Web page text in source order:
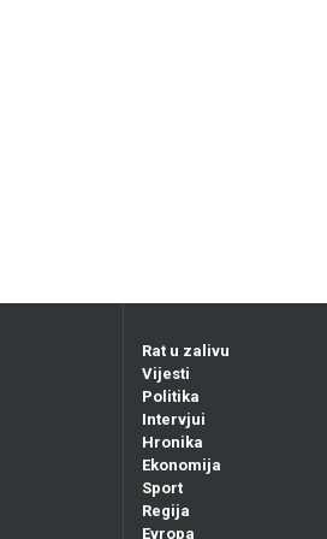
Rat u zalivu
Vijesti
Politika
Intervjui
Hronika
Ekonomija
Sport
Regija
Evropa